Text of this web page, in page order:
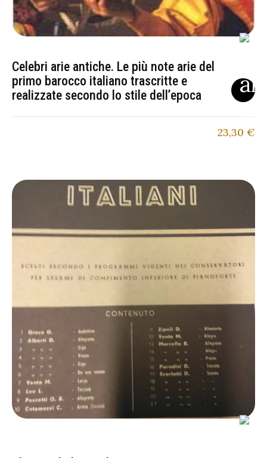
Celebri arie antiche. Le più note arie del
primo barocco italiano trascritte e
realizzate secondo lo stile dell’epoca
23,30 €